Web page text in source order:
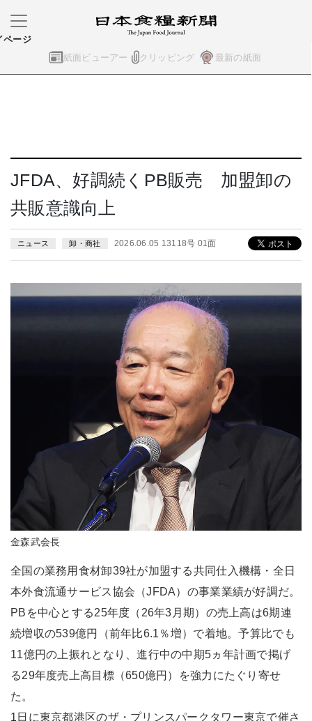
紙面ビューアー クリッピング 最新の紙面
ページ
JFDA、好調続くPB販売 加盟卸の
共販意識向上
ニュース 卸・商社 2026.06.05 13118号 01面
金森武会長
全国の業務用食材卸39社が加盟する共同仕入機構・全日
本外食流通サービス協会（JFDA）の事業業績が好調だ。
PBを中心とする25年度（26年3月期）の売上高は6期連
続増収の539億円（前年比6.1％増）で着地。予算比でも
11億円の上振れとなり、進行中の中期5ヵ年計画で掲げ
る29年度売上高目標（650億円）を強力にたぐり寄せ
た。
1日に東京都港区のザ・プリンスパークタワー東京で催さ